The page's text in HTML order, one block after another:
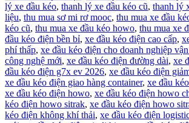
lý xe đầu kéo, thanh lý xe đầu kéo cũ, thanh lý
liệu, thu mua sơ mi rơ mooc, thu mua xe đầu
kéo cũ, thu mua xe đầu kéo howo, thu mua xe
đầu kéo điện bền bỉ, xe đầu kéo điện cao cấp,
phí thấp, xe đầu kéo điện cho doanh nghiệp
công nghệ mới, xe đầu kéo điện đường dài, xe
đầu kéo điện g7x ev 2026, xe đầu kéo điện
xe đầu kéo điện giao hàng container, xe đầu
xe đầu kéo điện howo, xe đầu kéo điện howo
kéo điện howo sitrak, xe đầu kéo điện howo
kéo điện không khí thải, xe đầu kéo điện